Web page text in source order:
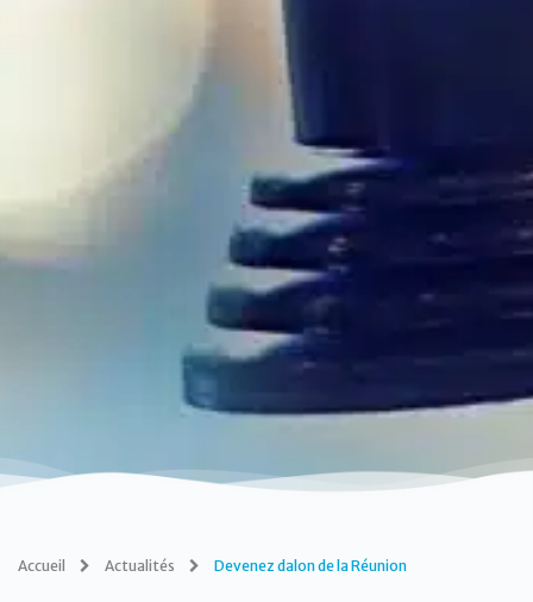
Accueil Actualités Devenez dalon de la Réunion